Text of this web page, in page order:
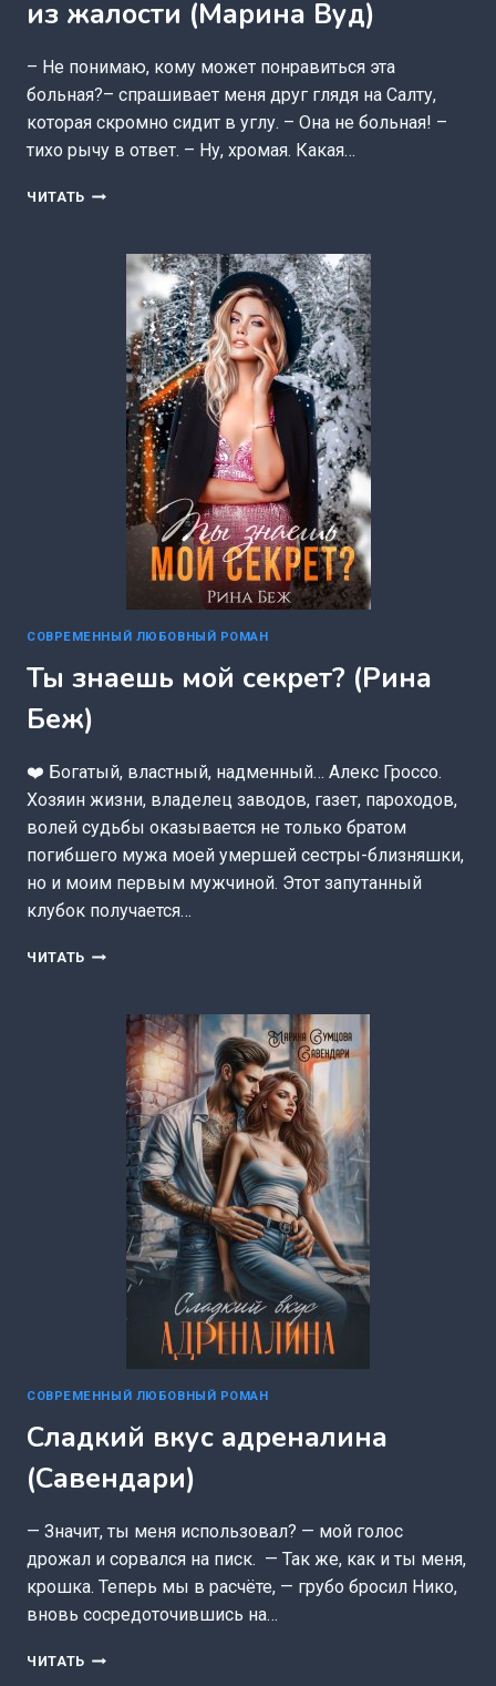
из жалости (Марина Вуд)
– Не понимаю, кому может понравиться эта
больная?– спрашивает меня друг глядя на Салту,
которая скромно сидит в углу. – Она не больная! –
тихо рычу в ответ. – Ну, хромая. Какая…
ЧИТАТЬ БРАКОВАННАЯ.
ЖАЛОСТИ
(МАРИНА
СОВРЕМЕННЫЙ ЛЮБОВНЫЙ РОМАН
Ты знаешь мой секрет? (Рина
Беж)
❤️ Богатый, властный, надменный… Алекс Гроссо.
Хозяин жизни, владелец заводов, газет, пароходов,
волей судьбы оказывается не только братом
погибшего мужа моей умершей сестры-близняшки,
но и моим первым мужчиной. Этот запутанный
клубок получается…
ЧИТАТЬ ТЫ
СЕКРЕТ?
(РИНА
СОВРЕМЕННЫЙ ЛЮБОВНЫЙ РОМАН
Сладкий вкус адреналина
(Савендари)
— Значит, ты меня использовал? — мой голос
дрожал и сорвался на писк. — Так же, как и ты меня,
крошка. Теперь мы в расчёте, — грубо бросил Нико,
вновь сосредоточившись на…
ЧИТАТЬ СЛАДКИЙ